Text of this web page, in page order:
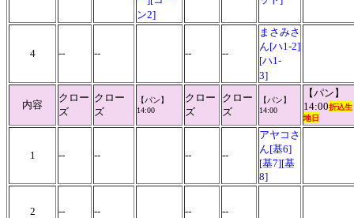
ン2]
4 -- -- -- --
まさみさ
ん[ハ1-2]
[ハ1-
3]
内容
クロー
ズ
クロー
ズ
【パン】
14:00
クロー
ズ
クロー
ズ
【パン】
14:00
【パン】
14:00折込生
地日
1 -- -- -- --
アヤコさ
ん[基6]
[基7][基
8]
2 -- -- -- --